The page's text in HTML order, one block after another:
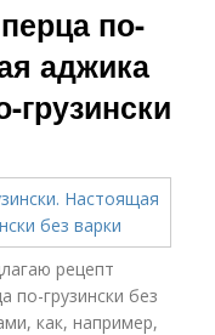
по-
аджика
грузински
рецепт
по-грузински без
как, например,